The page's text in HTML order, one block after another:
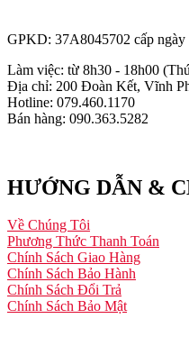
GPKD: 37A8045702 cấp ngày
Làm việc: từ 8h30 - 18h00
Địa chỉ: 200 Đoàn Kết, Vĩnh
Hotline: 079.460.1170
Bán hàng: 090.363.5282
HƯỚNG DẪN &
Về Chúng Tôi
Phương Thức Thanh Toán
Chính Sách Giao Hàng
Chính Sách Bảo Hành
Chính Sách Đổi Trả
Chính Sách Bảo Mật